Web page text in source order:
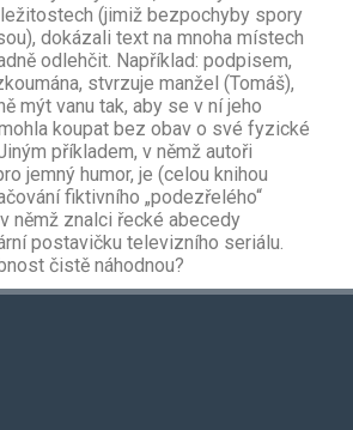
(jimiž bezpochyby spory
dokázali text na mnoha místech
odlehčit. Například: podpisem,
stvrzuje manžel (Tomáš),
mýt vanu tak, aby se v ní jeho
koupat bez obav o své fyzické
příkladem, v němž autoři
jemný humor, je (celou knihou
fiktivního „podezřelého“
v němž znalci řecké abecedy
postavičku televizního seriálu.
čistě náhodnou?